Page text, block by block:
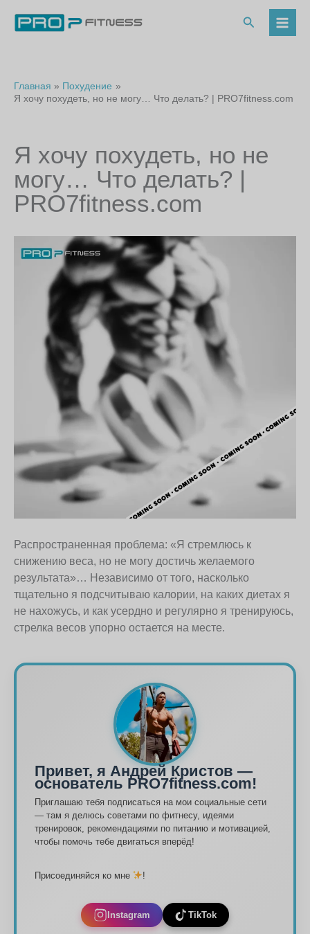
содержимому
Поиск
Главная
Похудение
Я хочу похудеть, но не могу… Что делать? | PRO7fitness.com
Я хочу похудеть, но не
могу… Что делать? |
PRO7fitness.com
Распространенная проблема: «Я стремлюсь к
снижению веса, но не могу достичь желаемого
результата»… Независимо от того, насколько
тщательно я подсчитываю калории, на каких диетах я
не нахожусь, и как усердно и регулярно я тренируюсь,
стрелка весов упорно остается на месте.
Привет, я Андрей Кристов —
основатель PRO7fitness.com!
Приглашаю тебя подписаться на мои социальные сети
— там я делюсь советами по фитнесу, идеями
тренировок, рекомендациями по питанию и мотивацией,
чтобы помочь тебе двигаться вперёд!
Присоединяйся ко мне !
Instagram TikTok